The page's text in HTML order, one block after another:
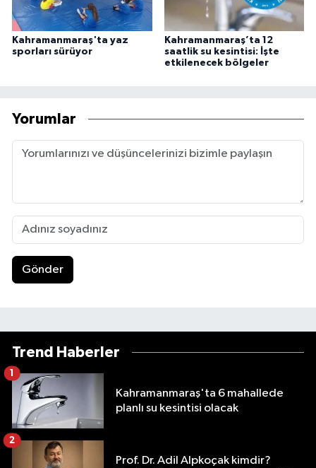
Kahramanmaraş'ta yaz
sporları sürüyor
Kahramanmaraş’ta 12
saatlik su kesintisi: İşte
etkilenecek bölgeler
Yorumlar
Gönder
Trend Haberler
Kahramanmaraş'ta 6 mahallede
planlı su kesintisi olacak
1
Prof. Dr. Adil Alpkoçak kimdir?
2